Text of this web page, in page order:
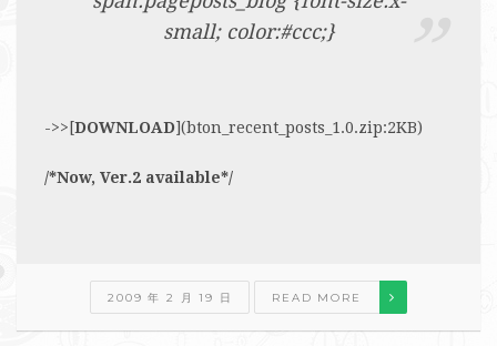
small; color:#ccc;}
->>[DOWNLOAD](bton_recent_posts_1.0.zip:2KB)
/*Now, Ver.2 available*/
2009 年 2 月 19 日 READ MORE